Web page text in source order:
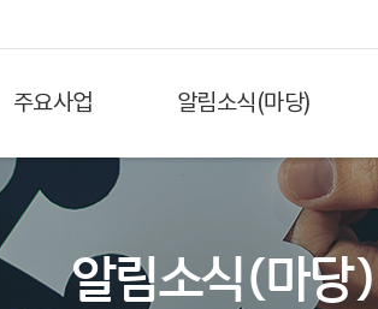
주요사업 알림소식(마당)
알림소식(마당)